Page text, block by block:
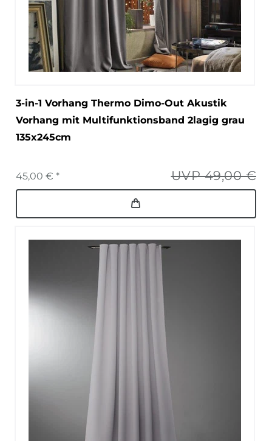
3-in-1 Vorhang Thermo Dimo-Out Akustik
Vorhang mit Multifunktionsband 2lagig grau
135x245cm
UVP 49,00 €
45,00 € *